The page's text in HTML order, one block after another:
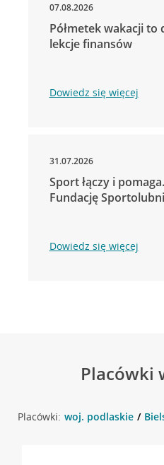
07.08.2026
Półmetek wakacji
lekcje finansów
Dowiedz się więcej
31.07.2026
Sport łączy i
Fundację Sportolubni
Dowiedz się więcej
Placówki
Placówki: woj. podlaskie